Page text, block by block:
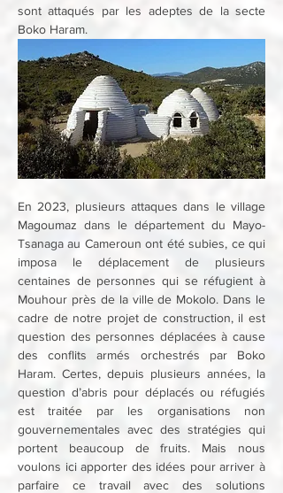
sont attaqués par les adeptes de la secte
Boko Haram.
En 2023, plusieurs attaques dans le village
Magoumaz dans le département du Mayo-
Tsanaga au Cameroun ont été subies, ce qui
imposa le déplacement de plusieurs
centaines de personnes qui se réfugient à
Mouhour près de la ville de Mokolo. Dans le
cadre de notre projet de construction, il est
question des personnes déplacées à cause
des conflits armés orchestrés par Boko
Haram. Certes, depuis plusieurs années, la
question d’abris pour déplacés ou réfugiés
est traitée par les organisations non
gouvernementales avec des stratégies qui
portent beaucoup de fruits. Mais nous
voulons ici apporter des idées pour arriver à
parfaire ce travail avec des solutions